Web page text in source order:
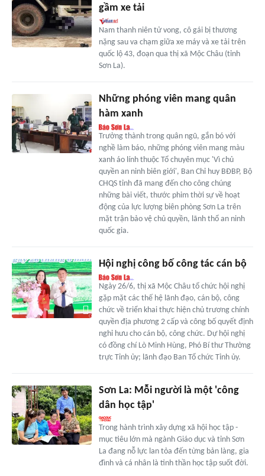
gầm xe tải
Nam thanh niên tử vong, cô gái bị thương
nặng sau va chạm giữa xe máy và xe tải trên
quốc lộ 43, đoạn qua thị xã Mộc Châu (tỉnh
Sơn La).
Những phóng viên mang quân
hàm xanh
Trưởng thành trong quân ngũ, gắn bó với
nghề làm báo, những phóng viên mang màu
xanh áo lính thuộc Tổ chuyên mục 'Vì chủ
quyền an ninh biên giới', Ban Chỉ huy BĐBP, Bộ
CHQS tỉnh đã mang đến cho công chúng
những bài viết, thước phim thời sự về hoạt
động của lực lượng biên phòng Sơn La trên
mặt trận bảo vệ chủ quyền, lãnh thổ an ninh
quốc gia.
Hội nghị công bố công tác cán bộ
Ngày 26/6, thị xã Mộc Châu tổ chức hội nghị
gặp mặt các thế hệ lãnh đạo, cán bộ, công
chức về triển khai thực hiện chủ trương chính
quyền địa phương 2 cấp và công bố quyết định
nghỉ hưu cho cán bộ, công chức. Dự hội nghị
có đồng chí Lò Minh Hùng, Phó Bí thư Thường
trực Tỉnh ủy; lãnh đạo Ban Tổ chức Tỉnh ủy.
Sơn La: Mỗi người là một 'công
dân học tập'
Trong hành trình xây dựng xã hội học tập -
mục tiêu lớn mà ngành Giáo dục và tỉnh Sơn
La đang nỗ lực lan tỏa đến từng bản làng, gia
đình và cá nhân là tinh thần học tập suốt đời.